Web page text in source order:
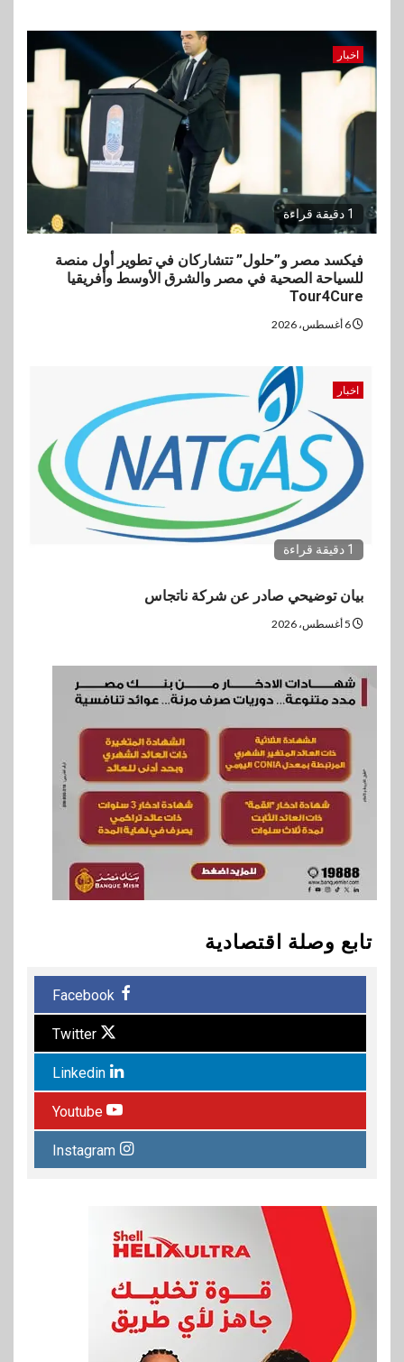
اخبار
1 دقيقة قراءة
فيكسد مصر و”حلول” تتشاركان في تطوير أول منصة
للسياحة الصحية في مصر والشرق الأوسط وأفريقيا
Tour4Cure
اخبار
1 دقيقة قراءة
بيان توضيحي صادر عن شركة ناتجاس
تابع وصلة اقتصادية
Facebook
Twitter
Linkedin
Youtube
Instagram